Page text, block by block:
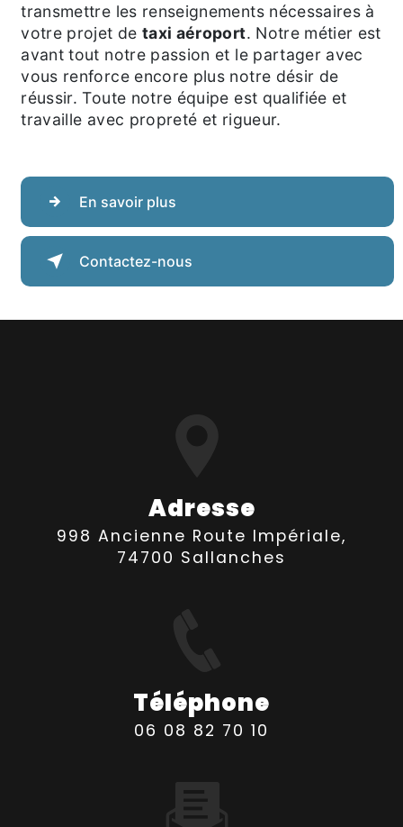
transmettre les renseignements nécessaires à
votre projet de taxi aéroport. Notre métier est
avant tout notre passion et le partager avec
vous renforce encore plus notre désir de
réussir. Toute notre équipe est qualifiée et
travaille avec propreté et rigueur.
En savoir plus
Contactez-nous
Adresse
998 Ancienne Route Impériale,
74700 Sallanches
Téléphone
06 08 82 70 10